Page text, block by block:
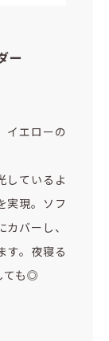
ー
イエローの
しているよ
実現。ソフ
バーし、
す。夜寝る
ても◎